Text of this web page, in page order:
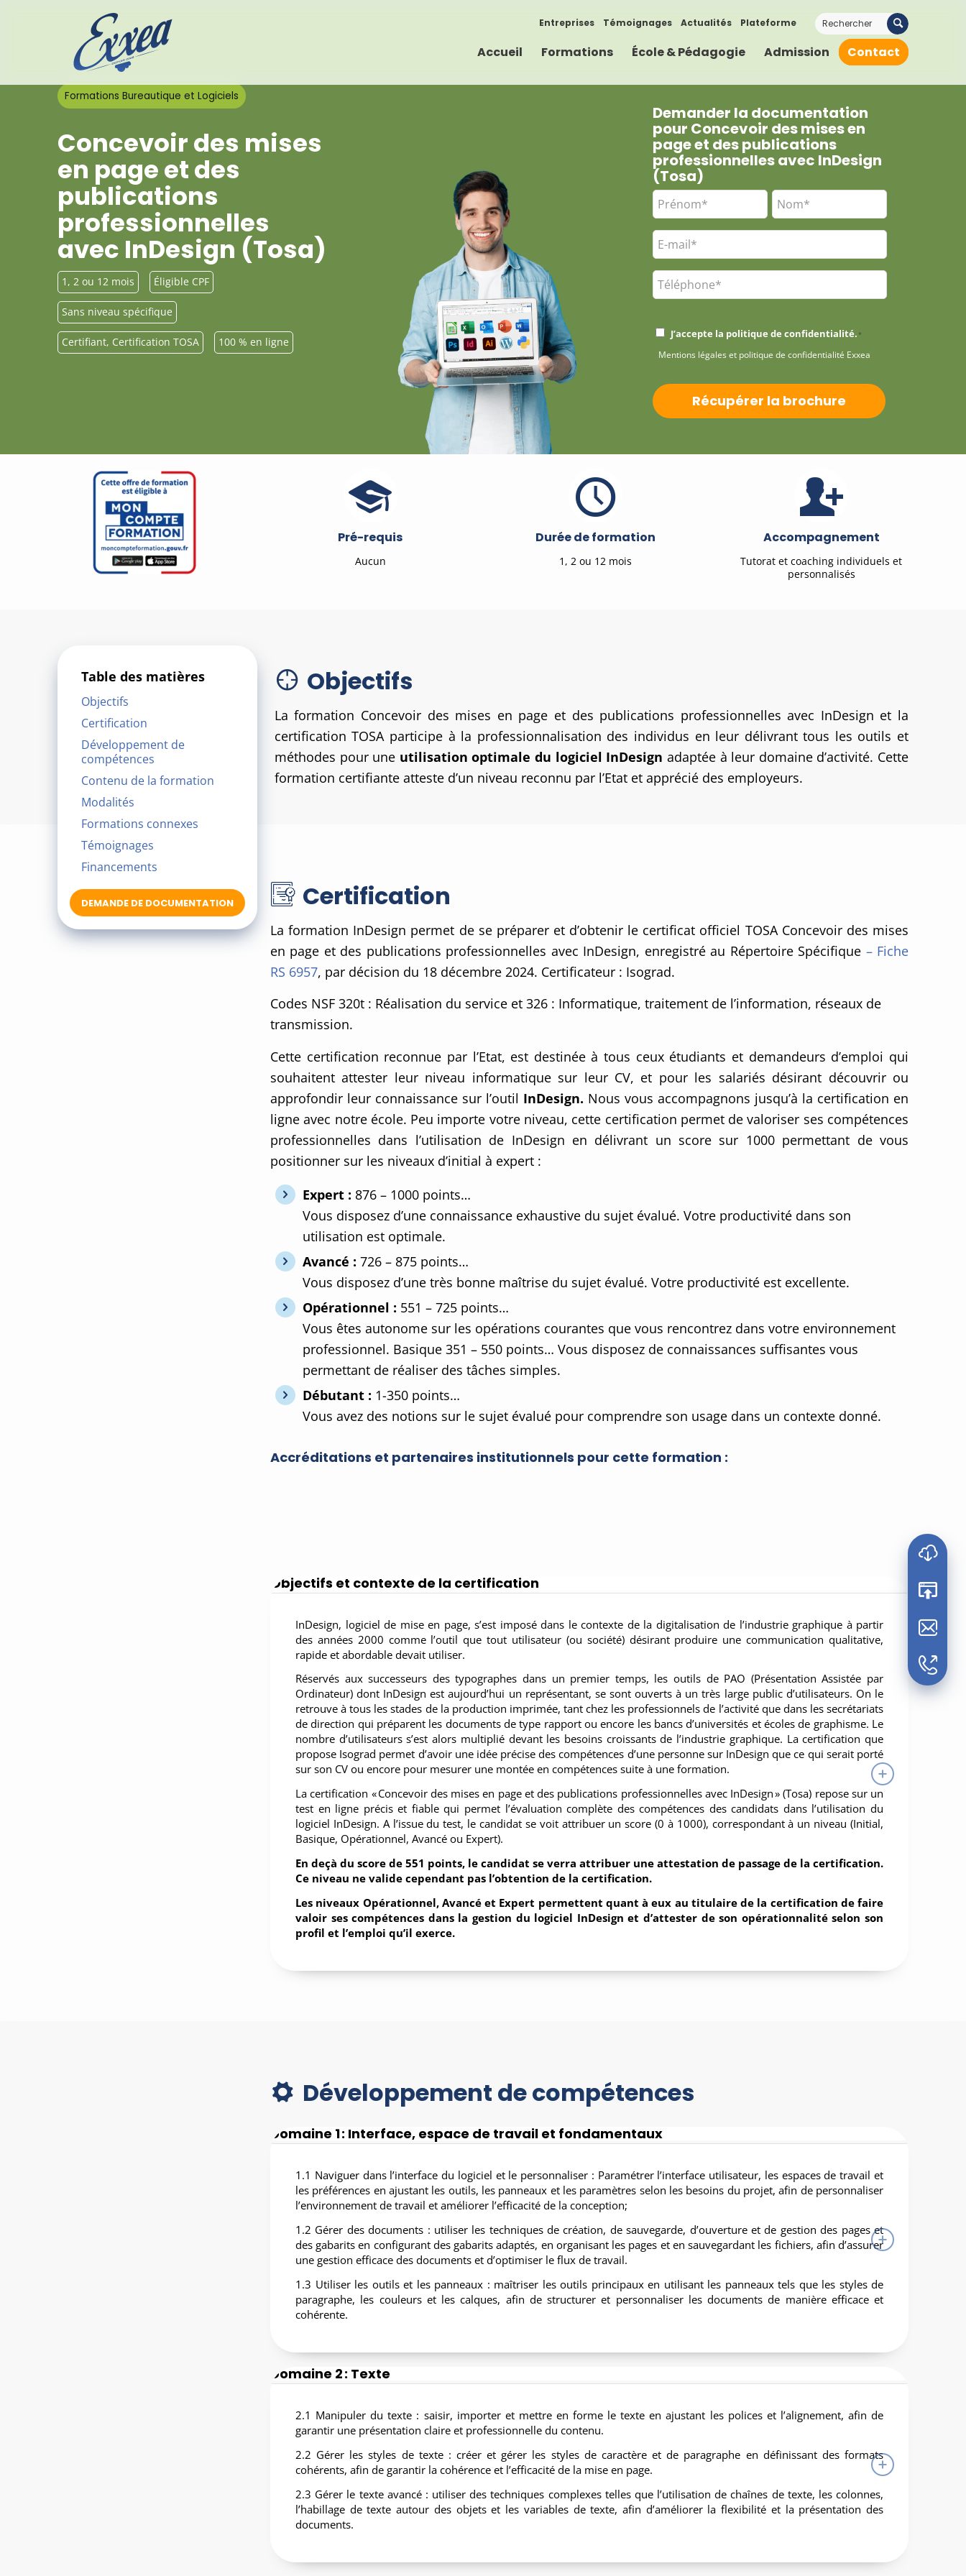
Accueil Formations École & Pédagogie Admission Contact
Entreprises Témoignages Actualités Plateforme
Formations Bureautique et Logiciels
Concevoir des mises
en page et des
publications
professionnelles
avec InDesign (Tosa)
1, 2 ou 12 mois Éligible CPF
Sans niveau spécifique
Certifiant, Certification TOSA 100 % en ligne
Demander la documentation
pour Concevoir des mises en
page et des publications
professionnelles avec InDesign
(Tosa)
Nom
E-
mail
Téléphone*
RGPD
*
J’accepte la politique de confidentialité.*
Mentions légales et politique de confidentialité Exxea
CAPTCHA
Pré-requis
Aucun
Durée de formation
1, 2 ou 12 mois
Accompagnement
Tutorat et coaching individuels et
personnalisés
Table des matières
Objectifs
Certification
Développement de
compétences
Contenu de la formation
Modalités
Formations connexes
Témoignages
Financements
DEMANDE DE DOCUMENTATION
Objectifs
La formation Concevoir des mises en page et des publications professionnelles avec InDesign et la
certification TOSA participe à la professionnalisation des individus en leur délivrant tous les outils et
méthodes pour une utilisation optimale du logiciel InDesign adaptée à leur domaine d’activité. Cette
formation certifiante atteste d’un niveau reconnu par l’Etat et apprécié des employeurs.
Certification
La formation InDesign permet de se préparer et d’obtenir le certificat officiel TOSA Concevoir des mises
en page et des publications professionnelles avec InDesign, enregistré au Répertoire Spécifique – Fiche
RS 6957, par décision du 18 décembre 2024. Certificateur : Isograd.
Codes NSF 320t : Réalisation du service et 326 : Informatique, traitement de l’information, réseaux de
transmission.
Cette certification reconnue par l’Etat, est destinée à tous ceux étudiants et demandeurs d’emploi qui
souhaitent attester leur niveau informatique sur leur CV, et pour les salariés désirant découvrir ou
approfondir leur connaissance sur l’outil InDesign. Nous vous accompagnons jusqu’à la certification en
ligne avec notre école. Peu importe votre niveau, cette certification permet de valoriser ses compétences
professionnelles dans l’utilisation de InDesign en délivrant un score sur 1000 permettant de vous
positionner sur les niveaux d’initial à expert :
Expert : 876 – 1000 points…
Vous disposez d’une connaissance exhaustive du sujet évalué. Votre productivité dans son
utilisation est optimale.
Avancé : 726 – 875 points…
Vous disposez d’une très bonne maîtrise du sujet évalué. Votre productivité est excellente.
Opérationnel : 551 – 725 points…
Vous êtes autonome sur les opérations courantes que vous rencontrez dans votre environnement
professionnel. Basique 351 – 550 points… Vous disposez de connaissances suffisantes vous
permettant de réaliser des tâches simples.
Débutant : 1-350 points…
Vous avez des notions sur le sujet évalué pour comprendre son usage dans un contexte donné.
Accréditations et partenaires institutionnels pour cette formation :
Objectifs et contexte de la certification
InDesign, logiciel de mise en page, s’est imposé dans le contexte de la digitalisation de l’industrie graphique à partir
des années 2000 comme l’outil que tout utilisateur (ou société) désirant produire une communication qualitative,
rapide et abordable devait utiliser.
Réservés aux successeurs des typographes dans un premier temps, les outils de PAO (Présentation Assistée par
Ordinateur) dont InDesign est aujourd’hui un représentant, se sont ouverts à un très large public d’utilisateurs. On le
retrouve à tous les stades de la production imprimée, tant chez les professionnels de l’activité que dans les secrétariats
de direction qui préparent les documents de type rapport ou encore les bancs d’universités et écoles de graphisme. Le
nombre d’utilisateurs s’est alors multiplié devant les besoins croissants de l’industrie graphique. La certification que
propose Isograd permet d’avoir une idée précise des compétences d’une personne sur InDesign que ce qui serait porté
sur son CV ou encore pour mesurer une montée en compétences suite à une formation.
La certification « Concevoir des mises en page et des publications professionnelles avec InDesign » (Tosa) repose sur un
test en ligne précis et fiable qui permet l’évaluation complète des compétences des candidats dans l’utilisation du
logiciel InDesign. A l’issue du test, le candidat se voit attribuer un score (0 à 1000), correspondant à un niveau (Initial,
Basique, Opérationnel, Avancé ou Expert).
En deçà du score de 551 points, le candidat se verra attribuer une attestation de passage de la certification.
Ce niveau ne valide cependant pas l’obtention de la certification.
Les niveaux Opérationnel, Avancé et Expert permettent quant à eux au titulaire de la certification de faire
valoir ses compétences dans la gestion du logiciel InDesign et d’attester de son opérationnalité selon son
profil et l’emploi qu’il exerce.
Développement de compétences
Domaine 1 : Interface, espace de travail et fondamentaux
1.1 Naviguer dans l’interface du logiciel et le personnaliser : Paramétrer l’interface utilisateur, les espaces de travail et
les préférences en ajustant les outils, les panneaux et les paramètres selon les besoins du projet, afin de personnaliser
l’environnement de travail et améliorer l’efficacité de la conception;
1.2 Gérer des documents : utiliser les techniques de création, de sauvegarde, d’ouverture et de gestion des pages et
des gabarits en configurant des gabarits adaptés, en organisant les pages et en sauvegardant les fichiers, afin d’assurer
une gestion efficace des documents et d’optimiser le flux de travail.
1.3 Utiliser les outils et les panneaux : maîtriser les outils principaux en utilisant les panneaux tels que les styles de
paragraphe, les couleurs et les calques, afin de structurer et personnaliser les documents de manière efficace et
cohérente.
Domaine 2 : Texte
2.1 Manipuler du texte : saisir, importer et mettre en forme le texte en ajustant les polices et l’alignement, afin de
garantir une présentation claire et professionnelle du contenu.
2.2 Gérer les styles de texte : créer et gérer les styles de caractère et de paragraphe en définissant des formats
cohérents, afin de garantir la cohérence et l’efficacité de la mise en page.
2.3 Gérer le texte avancé : utiliser des techniques complexes telles que l’utilisation de chaînes de texte, les colonnes,
l’habillage de texte autour des objets et les variables de texte, afin d’améliorer la flexibilité et la présentation des
documents.